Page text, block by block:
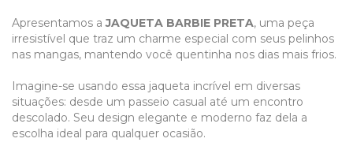
Apresentamos aJAQUETA BARBIE PRETA, uma peça
irresistível que traz um charme especial com seus pelinhos
nas mangas, mantendo você quentinha nos dias mais frios.
Imagine-se usando essa jaqueta incrível em diversas
situações: desde um passeio casual até um encontro
descolado. Seu design elegante e moderno faz dela a
escolha ideal para qualquer ocasião.